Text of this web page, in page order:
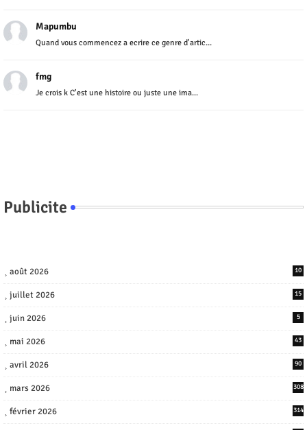
Mapumbu
Quand vous commencez a ecrire ce genre d'artic...
fmg
Je crois k C'est une histoire ou juste une ima...
Publicite
août 2026 10
juillet 2026 15
juin 2026 5
mai 2026 43
avril 2026 90
mars 2026 308
février 2026 314